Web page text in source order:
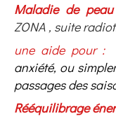
Maladie de peau
ZONA , suite
une aide pour :
anxiété, ou
passages des
Rééquilibrage